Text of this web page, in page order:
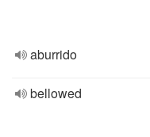
aburrido
bellowed